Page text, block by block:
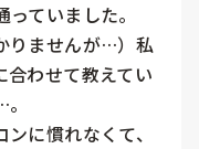
ていました。
りませんが…）私
合わせて教えてい
に慣れなくて、